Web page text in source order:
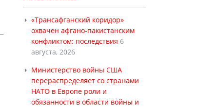
«Трансафганский коридор»
охвачен афгано-пакистанским
конфликтом: последствия 6
августа, 2026
Министерство войны США
перераспределяет со странами
НАТО в Европе роли и
обязанности в области войны и